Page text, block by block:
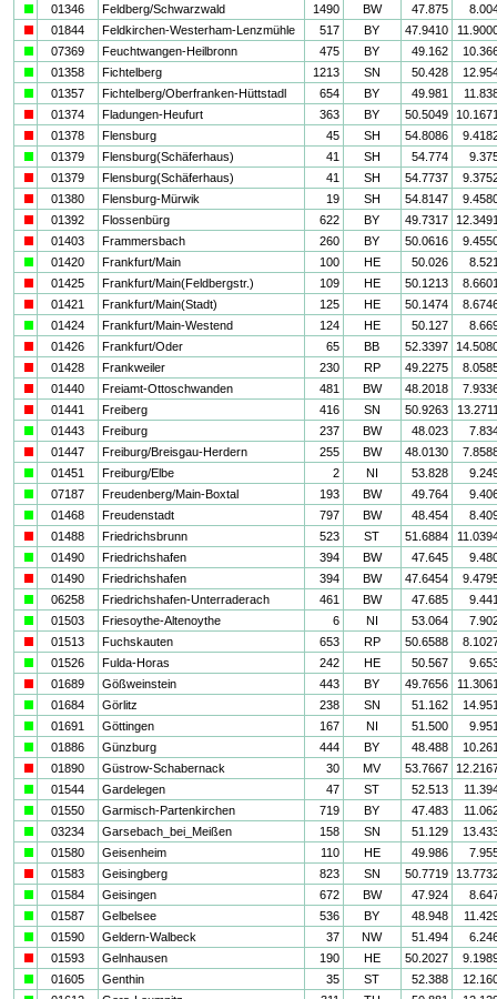
01346 Feldberg/Schwarzwald 1490 BW 47.875
01844 Feldkirchen-Westerham-Lenzmühle 517 BY 47.9410
07369 Feuchtwangen-Heilbronn 475 BY 49.162
01358 Fichtelberg 1213 SN 50.428
01357 Fichtelberg/Oberfranken-Hüttstadl 654 BY 49.981
01374 Fladungen-Heufurt 363 BY 50.5049
01378 Flensburg 45 SH 54.8086
01379 Flensburg(Schäferhaus) 41 SH 54.774
01379 Flensburg(Schäferhaus) 41 SH 54.7737
01380 Flensburg-Mürwik 19 SH 54.8147
01392 Flossenbürg 622 BY 49.7317
01403 Frammersbach 260 BY 50.0616
01420 Frankfurt/Main 100 HE 50.026
01425 Frankfurt/Main(Feldbergstr.) 109 HE 50.1213
01421 Frankfurt/Main(Stadt) 125 HE 50.1474
01424 Frankfurt/Main-Westend 124 HE 50.127
01426 Frankfurt/Oder 65 BB 52.3397
01428 Frankweiler 230 RP 49.2275
01440 Freiamt-Ottoschwanden 481 BW 48.2018
01441 Freiberg 416 SN 50.9263
01443 Freiburg 237 BW 48.023
01447 Freiburg/Breisgau-Herdern 255 BW 48.0130
01451 Freiburg/Elbe 2 NI 53.828
07187 Freudenberg/Main-Boxtal 193 BW 49.764
01468 Freudenstadt 797 BW 48.454
01488 Friedrichsbrunn 523 ST 51.6884
01490 Friedrichshafen 394 BW 47.645
01490 Friedrichshafen 394 BW 47.6454
06258 Friedrichshafen-Unterraderach 461 BW 47.685
01503 Friesoythe-Altenoythe 6 NI 53.064
01513 Fuchskauten 653 RP 50.6588
01526 Fulda-Horas 242 HE 50.567
01689 Gößweinstein 443 BY 49.7656
01684 Görlitz 238 SN 51.162
01691 Göttingen 167 NI 51.500
01886 Günzburg 444 BY 48.488
01890 Güstrow-Schabernack 30 MV 53.7667
01544 Gardelegen 47 ST 52.513
01550 Garmisch-Partenkirchen 719 BY 47.483
03234 Garsebach_bei_Meißen 158 SN 51.129
01580 Geisenheim 110 HE 49.986
01583 Geisingberg 823 SN 50.7719
01584 Geisingen 672 BW 47.924
01587 Gelbelsee 536 BY 48.948
01590 Geldern-Walbeck 37 NW 51.494
01593 Gelnhausen 190 HE 50.2027
01605 Genthin 35 ST 52.388